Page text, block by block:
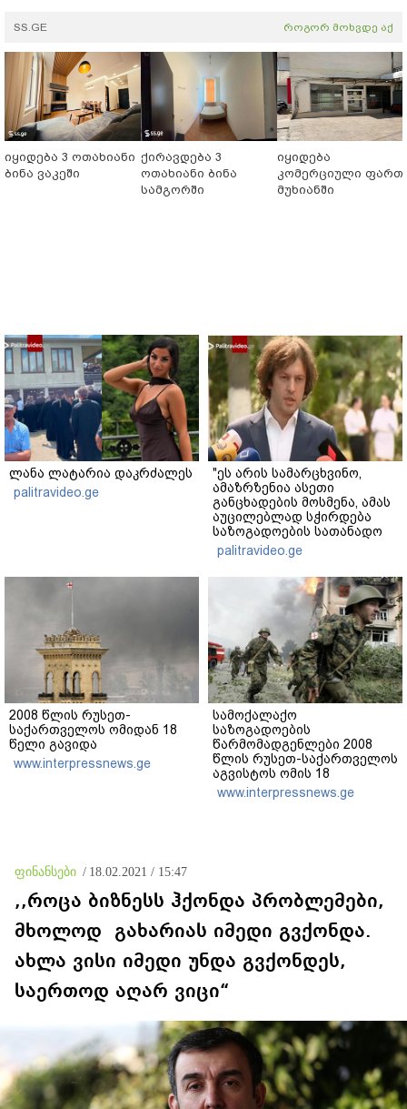
SS.GE როგორ მოხვდე აქ
იყიდება 3 ოთახიანი
ბინა ვაკეში
ქირავდება 3
ოთახიანი ბინა
სამგორში
იყიდება
კომერციული
მუხიანში
ლანა ლატარია დაკრძალეს
palitravideo.ge
"ეს არის სამარცხვინო,
ამაზრზენია ასეთი
განცხადების მოსმენა, ამას
აუცილებლად სჭირდება
საზოგადოების სათანადო
რეაქცია" - ირაკლი
კობახიძე
palitravideo.ge
2008 წლის რუსეთ-
საქართველოს ომიდან 18
წელი გავიდა
www.interpressnews.ge
სამოქალაქო
საზოგადოების
წარმომადგენლები 2008
წლის რუსეთ-საქართველოს
აგვისტოს ომის 18
წლისთავთან
დაკავშირებით ერთობლივ
www.interpressnews.ge
ფინანსები / 18.02.2021 / 15:47
,,როცა ბიზნესს ჰქონდა პრობლემები,
მხოლოდ გახარიას იმედი გვქონდა.
ახლა ვისი იმედი უნდა გვქონდეს,
საერთოდ აღარ ვიცი“